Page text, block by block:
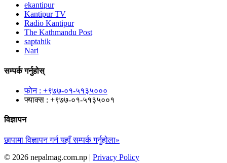
ekantipur
Kantipur TV
Radio Kantipur
The Kathmandu Post
saptahik
Nari
सम्पर्क गर्नुहोस्
फोन : +९७७-०१-५१३५०००
फ्याक्स : +९७७-०१-५१३५००१
विज्ञापन
छापामा विज्ञापन गर्न यहाँ सम्पर्क गर्नुहोला»
© 2026 nepalmag.com.np | Privacy Policy